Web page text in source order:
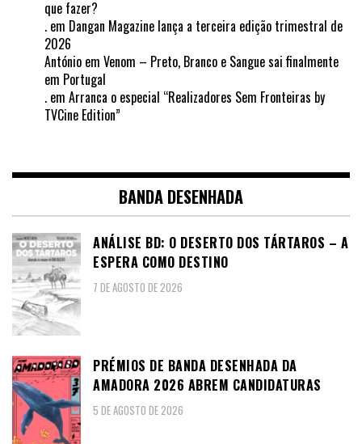
que fazer?
. em Dangan Magazine lança a terceira edição trimestral de
2026
António em Venom – Preto, Branco e Sangue sai finalmente
em Portugal
. em Arranca o especial “Realizadores Sem Fronteiras by
TVCine Edition”
BANDA DESENHADA
ANÁLISE BD: O DESERTO DOS TÁRTAROS – A
ESPERA COMO DESTINO
7 DE AGOSTO DE 2026
PRÉMIOS DE BANDA DESENHADA DA
AMADORA 2026 ABREM CANDIDATURAS
5 DE AGOSTO DE 2026